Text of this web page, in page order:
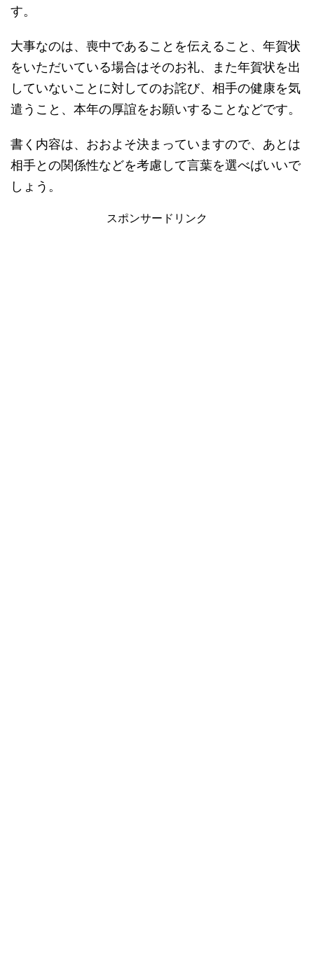
す。
大事なのは、喪中であることを伝えること、年賀状
をいただいている場合はそのお礼、また年賀状を出
していないことに対してのお詫び、相手の健康を気
遣うこと、本年の厚誼をお願いすることなどです。
書く内容は、おおよそ決まっていますので、あとは
相手との関係性などを考慮して言葉を選べばいいで
しょう。
スポンサードリンク